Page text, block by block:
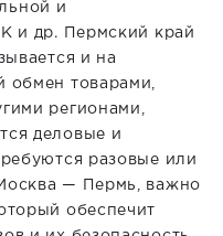
и
и др. Пермский край
и на
обмен товарами,
регионами,
деловые и
разовые или
— Пермь, важно
обеспечит